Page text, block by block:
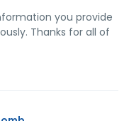
you provide
Thanks for all of